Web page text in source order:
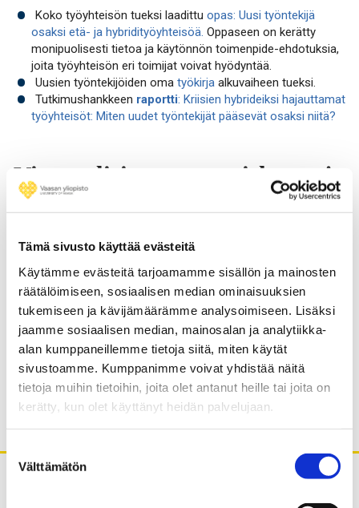
Tämä sivusto käyttää evästeitä
Käytämme evästeitä tarjoamamme sisällön ja mainosten
räätälöimiseen, sosiaalisen median ominaisuuksien
tukemiseen ja kävijämäärämme analysoimiseen. Lisäksi
jaamme sosiaalisen median, mainosalan ja analytiikka-
alan kumppaneillemme tietoja siitä, miten käytät
sivustoamme. Kumppanimme voivat yhdistää näitä
tietoja muihin tietoihin, joita olet antanut heille tai joita on
kerätty, kun olet käyttänyt heidän palvelujaan.
Suostumuksen
valinta
Välttämätön
Koko työyhteisön tueksi laadittu opas: Uusi työntekijä
osaksi etä- ja hybridityöyhteisöä. Oppaseen on kerätty
monipuolisesti tietoa ja käytönnön toimenpide-ehdotuksia,
joita työyhteisön eri toimijat voivat hyödyntää.
Uusien työntekijöiden oma työkirjaalkuvaiheen tueksi.
Tutkimushankkeen raportti: Kriisien hybrideiksi hajauttamat
työyhteisöt: Miten uudet työntekijät pääsevät osaksi niitä?
Virtuaalisia tutustumiskortteja
Tutustumiskortti 1
Get to know the colleague -card
Postereita:
Uuden työntekijän takia tarvitsee keittää
May the Team(s) be with you
Have a break – have a chitchat
Yhteistyöympyrän uusi lenkki
Jos etätyössä ollaan hiljaa, kuuleeko sitä kukaan?